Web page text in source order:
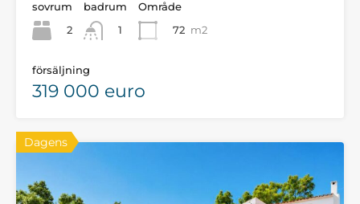
sovrum
2
badrum
1
Område
72 m2
försäljning
319 000 euro
Dagens